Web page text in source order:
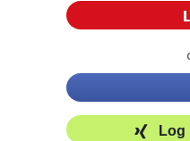
Log